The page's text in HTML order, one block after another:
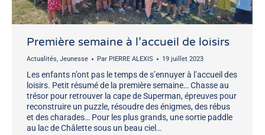
Première semaine à l’accueil de loisirs
Actualités, Jeunesse Par PIERRE ALEXIS 19 juillet 2023
Les enfants n’ont pas le temps de s’ennuyer à l’accueil des
loisirs. Petit résumé de la première semaine… Chasse au
trésor pour retrouver la cape de Superman, épreuves pour
reconstruire un puzzle, résoudre des énigmes, des rébus
et des charades… Pour les plus grands, une sortie paddle
au lac de Châlette sous un beau ciel…